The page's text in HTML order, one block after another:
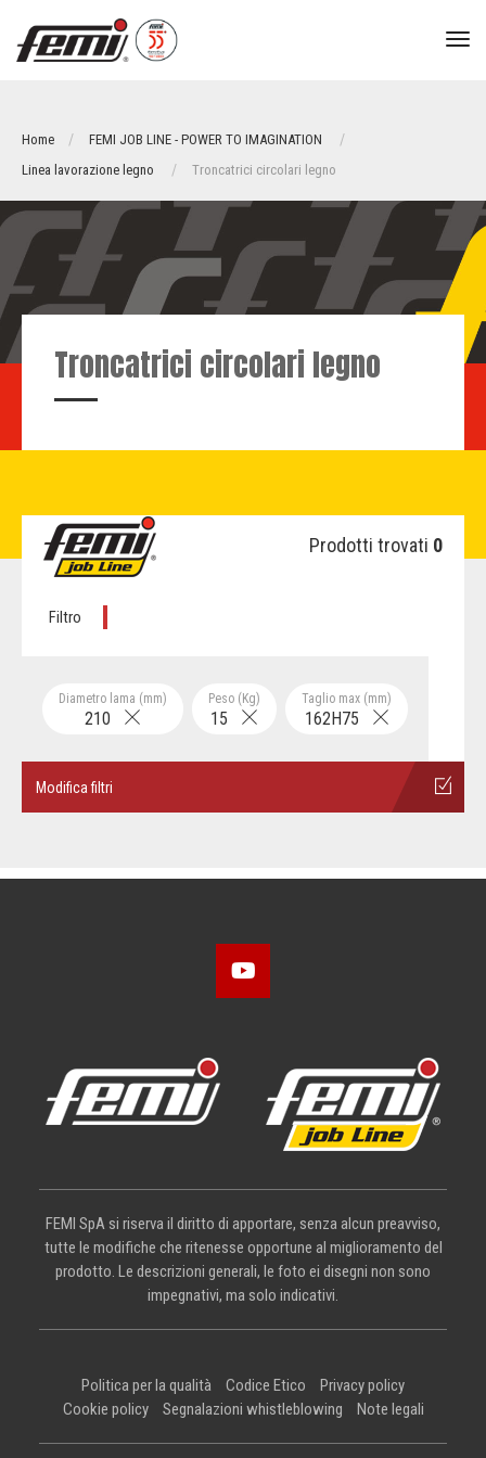
Home
FEMI JOB LINE - POWER TO IMAGINATION
Linea lavorazione legno
Troncatrici circolari legno
Troncatrici circolari legno
Prodotti trovati 0
Filtro
Taglio max (mm)
162H75
Peso (Kg)
15
Diametro lama (mm)
210
Modifica filtri
FEMI SpA si riserva il diritto di apportare, senza alcun preavviso,
tutte le modifiche che ritenesse opportune al miglioramento del
prodotto. Le descrizioni generali, le foto ei disegni non sono
impegnativi, ma solo indicativi.
Politica per la qualità Codice Etico
Privacy policy
Cookie policy
Segnalazioni whistleblowing Note legali